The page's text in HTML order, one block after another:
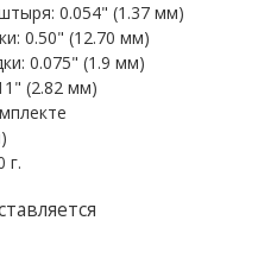
0.054" (1.37 мм)
0.50" (12.70 мм)
0.075" (1.9 мм)
(2.82 мм)
г.